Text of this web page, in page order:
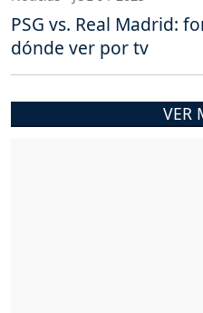
PSG vs. Real Madrid:
dónde ver por tv
VER